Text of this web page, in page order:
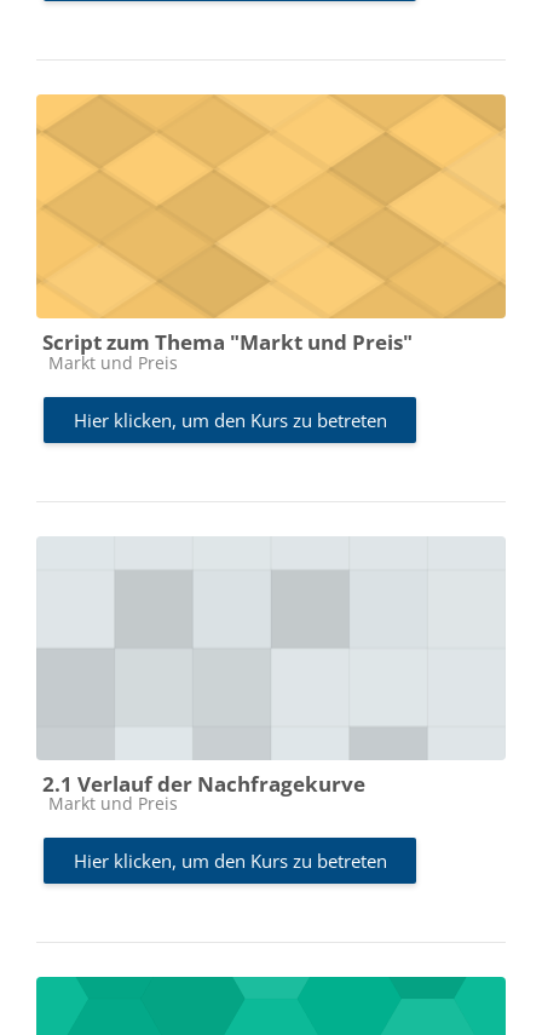
Script zum Thema "Markt und Preis"
Kursbereich
Markt und Preis
Hier klicken, um den Kurs zu betreten
2.1 Verlauf der Nachfragekurve
Kursbereich
Markt und Preis
Hier klicken, um den Kurs zu betreten